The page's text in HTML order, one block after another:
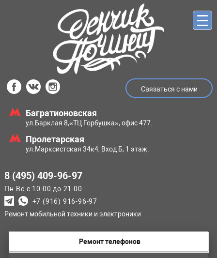
Связаться с нами
Багратионовская
ул.Барклая 8,«ТЦ Горбушка», офис 477.
Пролетарская
ул.Марксистская 34к4, Вход Б, 1 этаж.
8 (495) 409-96-97
Пн-Вс с 10:00 до 21:00
+7 (916) 916-96-97
Ремонт мобильной техники и электроники
Ремонт телефонов